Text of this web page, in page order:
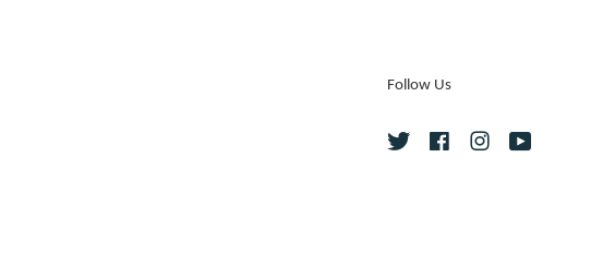
Follow Us
Twitter FacebookInstagram